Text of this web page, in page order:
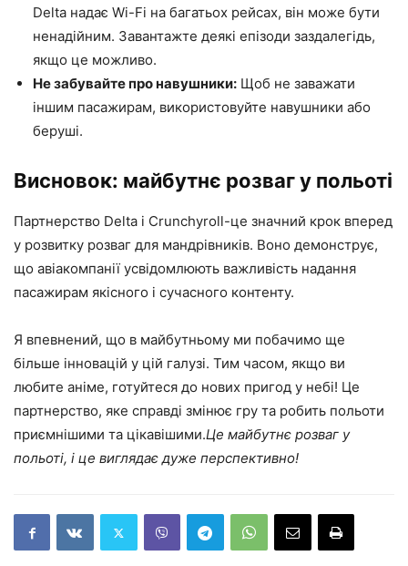
Delta надає Wi-Fi на багатьох рейсах, він може бути
ненадійним. Завантажте деякі епізоди заздалегідь,
якщо це можливо.
Не забувайте про навушники: Щоб не заважати
іншим пасажирам, використовуйте навушники або
беруші.
Висновок: майбутнє розваг у польоті
Партнерство Delta і Crunchyroll-це значний крок вперед
у розвитку розваг для мандрівників. Воно демонструє,
що авіакомпанії усвідомлюють важливість надання
пасажирам якісного і сучасного контенту.
Я впевнений, що в майбутньому ми побачимо ще
більше інновацій у цій галузі. Тим часом, якщо ви
любите аніме, готуйтеся до нових пригод у небі! Це
партнерство, яке справді змінює гру та робить польоти
приємнішими та цікавішими.Це майбутнє розваг у
польоті, і це виглядає дуже перспективно!